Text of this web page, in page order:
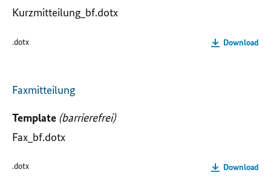
Kurzmitteilung_bf.dotx
.dotx Download
Faxmitteilung
Template (barrierefrei)
Fax_bf.dotx
.dotx Download